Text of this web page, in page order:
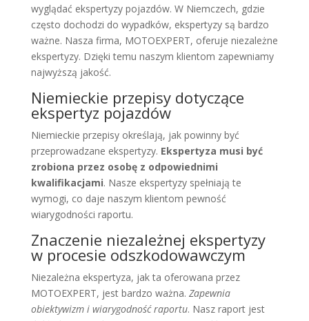
wyglądać ekspertyzy pojazdów. W Niemczech, gdzie
często dochodzi do wypadków, ekspertyzy są bardzo
ważne. Nasza firma, MOTOEXPERT, oferuje niezależne
ekspertyzy. Dzięki temu naszym klientom zapewniamy
najwyższą jakość.
Niemieckie przepisy dotyczące
ekspertyz pojazdów
Niemieckie przepisy określają, jak powinny być
przeprowadzane ekspertyzy. Ekspertyza musi być
zrobiona przez osobę z odpowiednimi
kwalifikacjami. Nasze ekspertyzy spełniają te
wymogi, co daje naszym klientom pewność
wiarygodności raportu.
Znaczenie niezależnej ekspertyzy
w procesie odszkodowawczym
Niezależna ekspertyza, jak ta oferowana przez
MOTOEXPERT, jest bardzo ważna. Zapewnia
obiektywizm i wiarygodność raportu. Nasz raport jest